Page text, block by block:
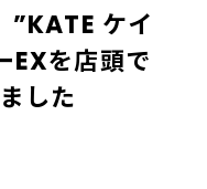
”KATE ケイ
EXを店頭で
した